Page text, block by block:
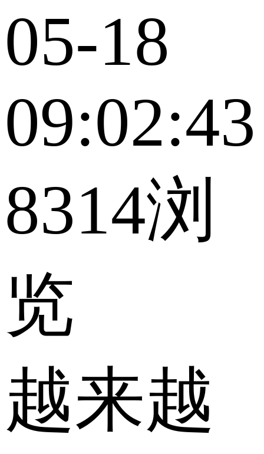
05-18
09:02:43
8314浏
览
越来越